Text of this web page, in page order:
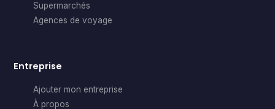
Supermarchés
Agences de voyage
Entreprise
Ajouter mon entreprise
À propos